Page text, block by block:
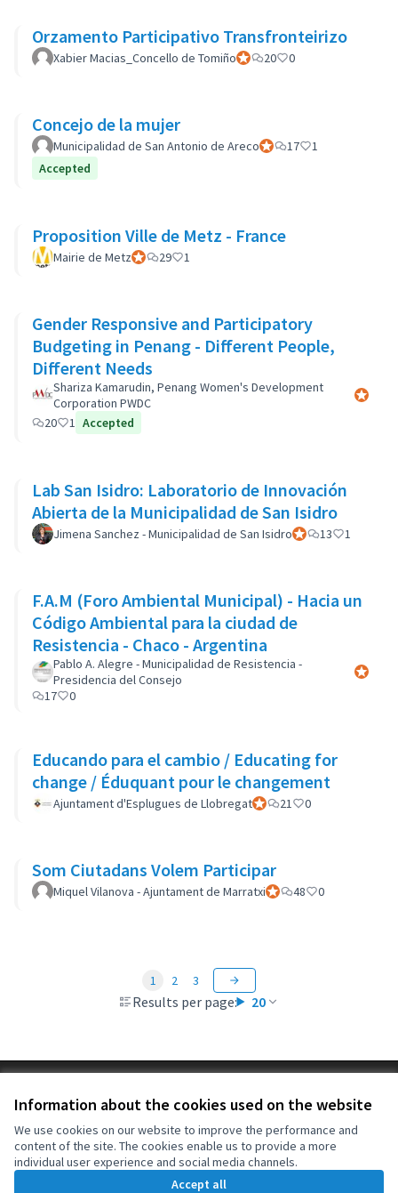
Information about the cookies used on the website
We use cookies on our website to improve the performance and
content of the site. The cookies enable us to provide a more
individual user experience and social media channels.
Accept all
Orzamento Participativo Transfronteirizo
Xabier Macias_Concello de TomiñoOfficial participant
20 0
Concejo de la mujer
Municipalidad de San Antonio de ArecoOfficial participant
17
1
Accepted
Proposition Ville de Metz - France
Mairie de MetzOfficial participant
29 1
Gender Responsive and Participatory
Budgeting in Penang - Different People,
Different Needs
Shariza Kamarudin, Penang Women's Development
Corporation PWDC
Official
20
1 Accepted
Lab San Isidro: Laboratorio de Innovación
Abierta de la Municipalidad de San Isidro
Jimena Sanchez - Municipalidad de San IsidroOfficial participant
13 1
F.A.M (Foro Ambiental Municipal) - Hacia un
Código Ambiental para la ciudad de
Resistencia - Chaco - Argentina
Pablo A. Alegre - Municipalidad de Resistencia -
Presidencia del Consejo
Official
17
0
Educando para el cambio / Educating for
change / Éduquant pour le changement
Ajuntament d'Esplugues de LlobregatOfficial participant
21 0
Som Ciutadans Volem Participar
Miquel Vilanova - Ajuntament de MarratxiOfficial participant
48 0
Results per page: 20
1 2 3
Cookie settings
(External link)
OIDP at Facebook
(External link)
OIDP at YouTube
(External link)
English
Choose languageChoisir la langueElegir el idioma